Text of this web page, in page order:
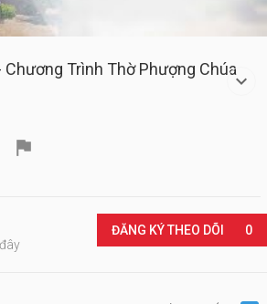
Video
Chương Trình Thờ Phượng Chúa

ĐĂNG KÝ THEO DÕI 0